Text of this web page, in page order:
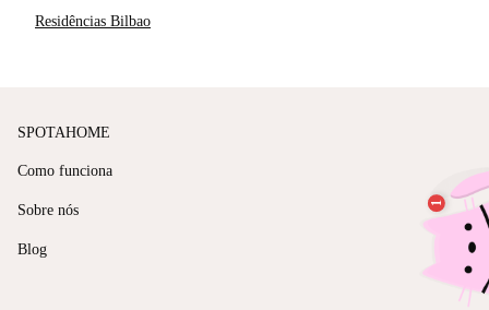
Residências Bilbao
SPOTAHOME
Como funciona
Sobre nós
Blog